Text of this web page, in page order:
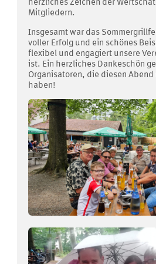
herzliches Zeichen der
Mitgliedern.
Insgesamt war das
voller Erfolg und ein schönes
flexibel und engagiert unsere
ist. Ein herzliches Dankeschön
Organisatoren, die diesen
haben!